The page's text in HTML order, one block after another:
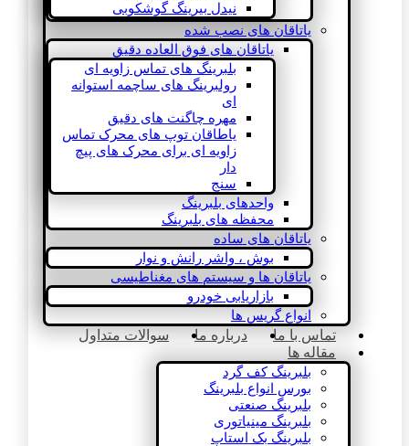
نیدل بیرینگ گوشکوبی
یاتاقان های نصب شده
یاتاقان های فوق العاده دقیق
بلبرینگ های تماس زاویه ای
رولبرینگ های ساچمه استوانه
ای
مهره چاگنت های دقیق
یاطاقان توپ های محرک تماس
زاویه ای برای محرک های پیچ
دار
سنج
واحدهای بلبرینگ
محفظه های بلبرینگ
یاتاقان های ساده
بوش ، واشر رانش و نوار
یاتاقان ها و سیستم های مغناطیسی
بازاریابی خودرو
انواع گریس ها
تماس با ما درباره ما
سوالات متداول
مقاله ها
بلبرینگ کف گرد
بورس انواع بلبرینگ
بلبرینگ صنعتی
بلبرینگ مینیاتوری
بلبرینگ بک استاپ